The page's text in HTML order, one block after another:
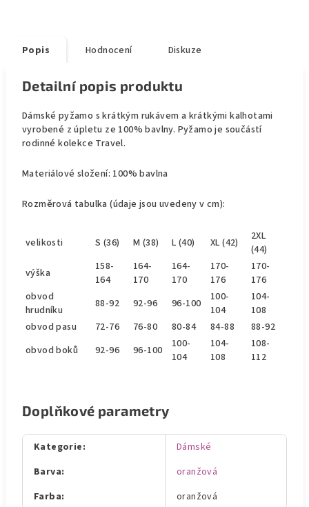
Popis Hodnocení Diskuze
Detailní popis produktu
Dámské pyžamo s krátkým rukávem a krátkými kalhotami
vyrobené z úpletu ze 100% bavlny. Pyžamo je součástí
rodinné kolekce Travel.
Materiálové složení: 100% bavlna
Rozměrová tabulka (údaje jsou uvedeny v cm):
velikosti S (36) M (38) L (40) XL (42)
2XL
(44)
výška
158-
164
164-
170
164-
170
170-
176
170-
176
obvod
hrudníku
88-92 92-96 96-100
100-
104
104-
108
obvod pasu
72-76 76-80 80-84 84-88
88-92
obvod boků
92-96 96-100
100-
104
104-
108
108-
112
Doplňkové parametry
Kategorie:
Dámské
Barva:
oranžová
Farba: oranžová